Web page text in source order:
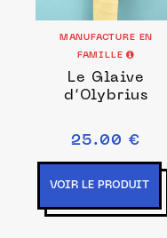
MANUFACTURE EN
FAMILLE
Le Glaive
d’Olybrius
25.00 €
VOIR LE PRODUIT